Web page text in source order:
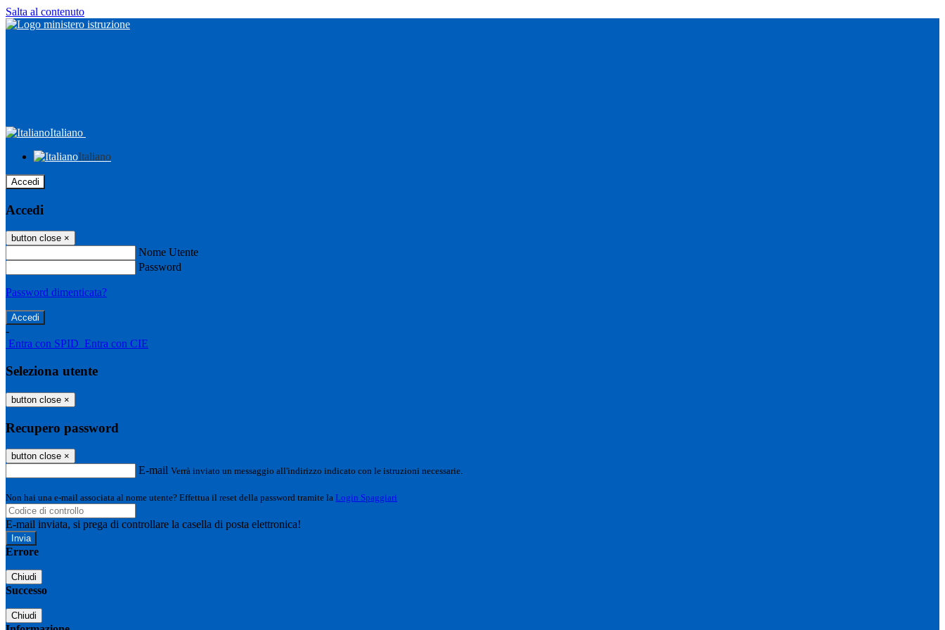
Salta al contenuto
Italiano
Italiano
Accedi
Accedi
button close ×
Nome Utente
Password
Password dimenticata?
-
Entra con SPID Entra con CIE
Seleziona utente
button close ×
Recupero password
button close ×
E-mail Verrà inviato un messaggio all'indirizzo indicato con le istruzioni necessarie.
Non hai una e-mail associata al nome utente? Effettua il reset della password tramite la Login Spaggiari
E-mail inviata, si prega di controllare la casella di posta elettronica!
Errore
Chiudi
Successo
Chiudi